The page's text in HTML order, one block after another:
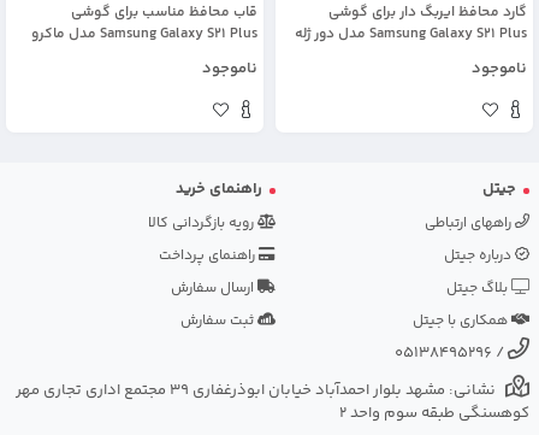
گارد محافظ ایربگ دار برای گوشی
Samsung Galaxy S21 Plus مدل دور ژله
ناموجود
قاب محافظ مناسب برای گوشی
Samsung Galaxy S21 Plus مدل ماکرو
ناموجود
جیتل
راههای ارتباطی
درباره جیتل
بلاگ جیتل
همکاری با جیتل
راهنمای خرید
رویه بازگردانی کالا
راهنمای پرداخت
ارسال سفارش
ثبت سفارش
/
05138495296
نشانی: مشهد بلوار احمدآباد خیابان ابوذرغفاری 39 مجتمع اداری تجاری مهر
کوهسنگی طبقه سوم واحد 2